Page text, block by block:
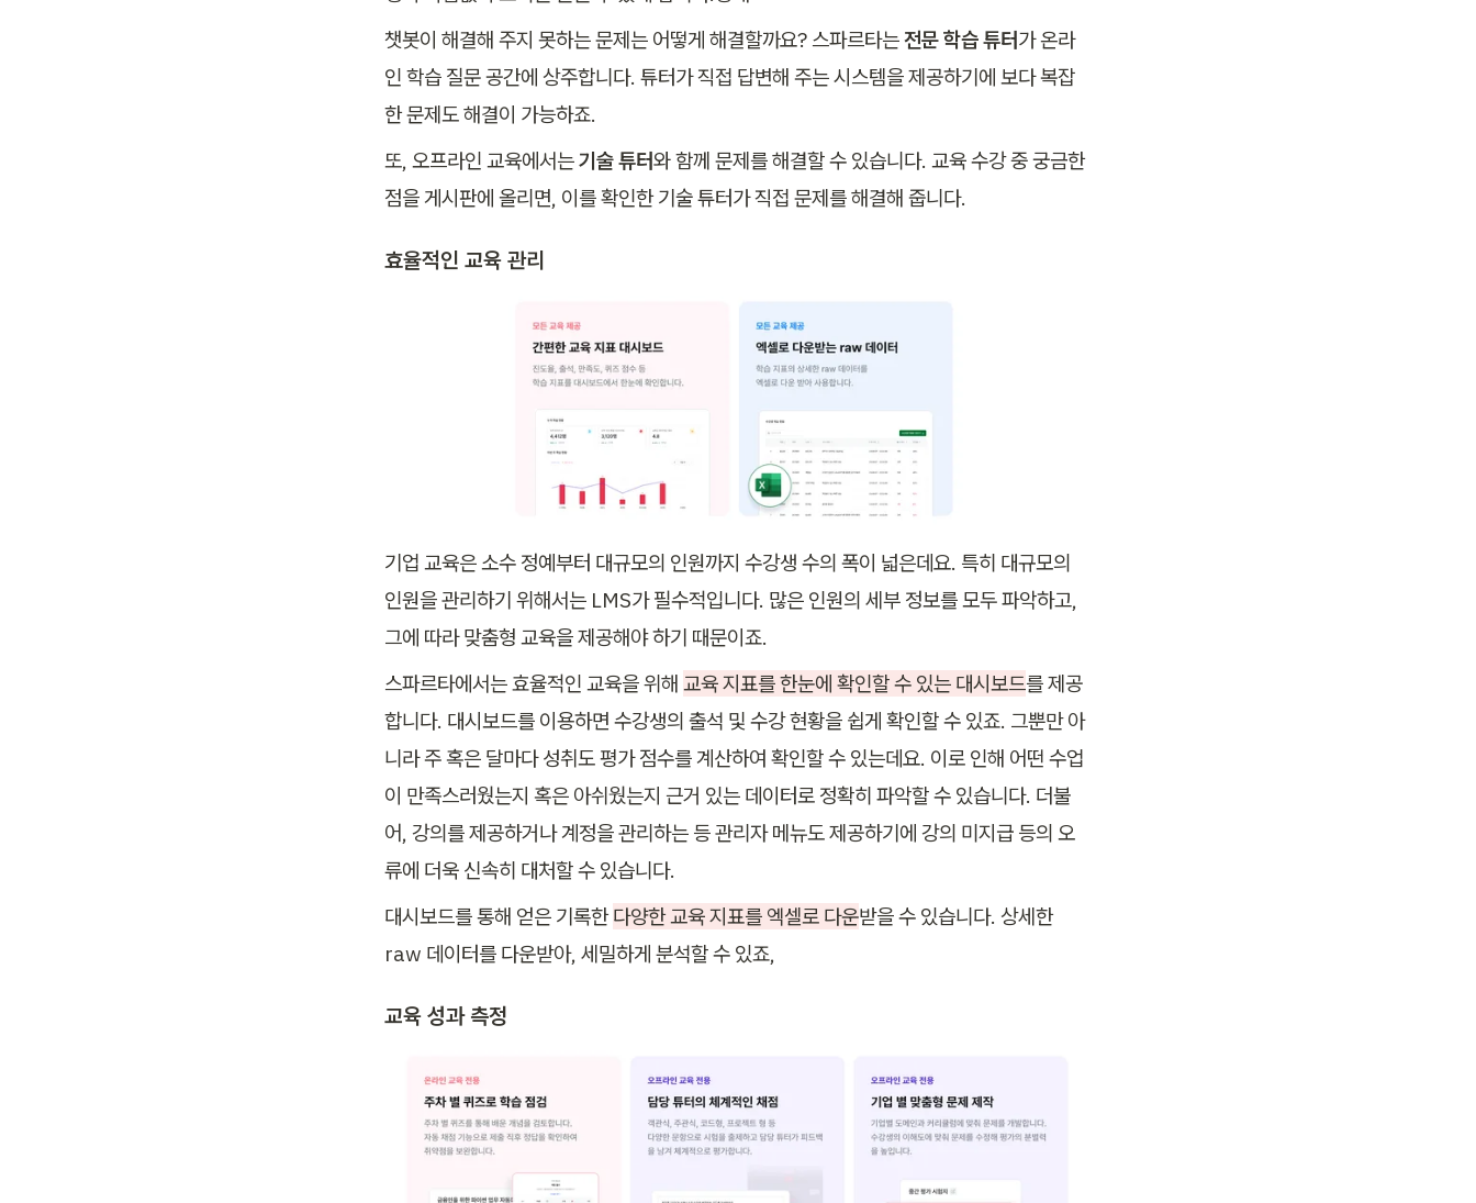
챗봇이 해결해 주지 못하는 문제는 어떻게 해결할까요? 스파르타는 전문 학습 튜터가 온라
인 학습 질문 공간에 상주합니다. 튜터가 직접 답변해 주는 시스템을 제공하기에 보다 복잡
한 문제도 해결이 가능하죠.
또, 오프라인 교육에서는 기술 튜터와 함께 문제를 해결할 수 있습니다. 교육 수강 중 궁금한
점을 게시판에 올리면, 이를 확인한 기술 튜터가 직접 문제를 해결해 줍니다.
효율적인 교육 관리
기업 교육은 소수 정예부터 대규모의 인원까지 수강생 수의 폭이 넓은데요. 특히 대규모의
인원을 관리하기 위해서는 LMS가 필수적입니다. 많은 인원의 세부 정보를 모두 파악하고,
그에 따라 맞춤형 교육을 제공해야 하기 때문이죠.
스파르타에서는 효율적인 교육을 위해 교육 지표를 한눈에 확인할 수 있는 대시보드를 제공
합니다. 대시보드를 이용하면 수강생의 출석 및 수강 현황을 쉽게 확인할 수 있죠. 그뿐만 아
니라 주 혹은 달마다 성취도 평가 점수를 계산하여 확인할 수 있는데요. 이로 인해 어떤 수업
이 만족스러웠는지 혹은 아쉬웠는지 근거 있는 데이터로 정확히 파악할 수 있습니다. 더불
어, 강의를 제공하거나 계정을 관리하는 등 관리자 메뉴도 제공하기에 강의 미지급 등의 오
류에 더욱 신속히 대처할 수 있습니다.
대시보드를 통해 얻은 기록한 다양한 교육 지표를 엑셀로 다운받을 수 있습니다. 상세한
raw 데이터를 다운받아, 세밀하게 분석할 수 있죠,
교육 성과 측정